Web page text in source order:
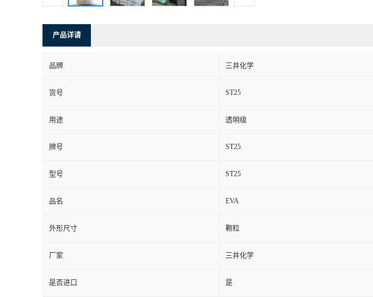
产品详请
品牌 三井化学
货号 ST25
用途 透明级
牌号 ST25
型号 ST25
品名 EVA
外形尺寸 颗粒
厂家 三井化学
是否进口 是